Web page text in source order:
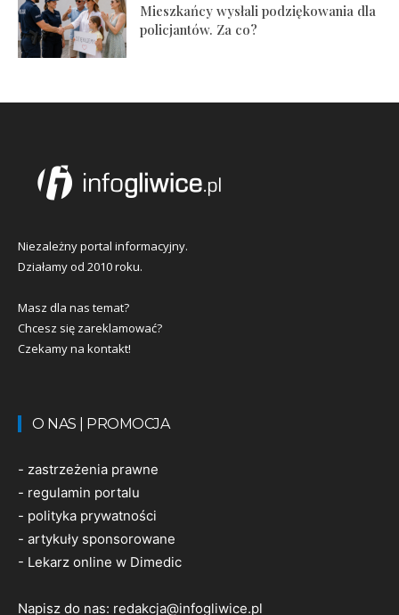
Mieszkańcy wysłali podziękowania dla
policjantów. Za co?
Niezależny portal informacyjny.
Działamy od 2010 roku.
Masz dla nas temat?
Chcesz się zareklamować?
Czekamy na kontakt!
O NAS | PROMOCJA
- zastrzeżenia prawne
- regulamin portalu
- polityka prywatności
- artykuły sponsorowane
- Lekarz online w Dimedic
Napisz do nas: redakcja@infogliwice.pl